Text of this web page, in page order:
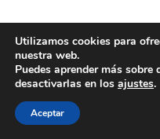
Utilizamos cookies para
nuestra web.
Puedes aprender más
desactivarlas en los ajustes.
Aceptar